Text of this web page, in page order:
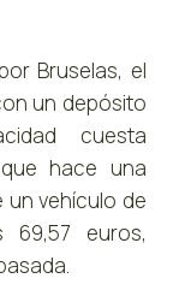
Bruselas, el
un depósito
cuesta
hace una
un vehículo de
69,57 euros,